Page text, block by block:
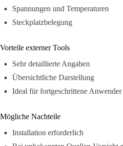
Spannungen und Temperaturen
Steckplatzbelegung
Vorteile externer Tools
Sehr detaillierte Angaben
Übersichtliche Darstellung
Ideal für fortgeschrittene Anwender
Mögliche Nachteile
Installation erforderlich